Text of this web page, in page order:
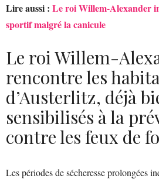
Lire aussi : Le roi Willem-Alexander
sportif malgré la canicule
Le roi Willem-
rencontre les
d’Austerlitz, déjà
sensibilisés à la
contre les feux de
Les périodes de sécheresse prolongées